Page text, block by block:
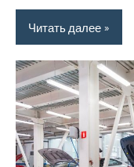
Читать далее